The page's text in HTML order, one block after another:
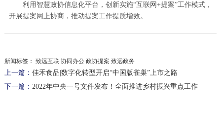
利用智慧政协信息化平台，创新实施“互联网+提案”工作模式，
开展提案网上协商，推动提案工作提质增效。
新闻标签： 致远互联 协同办公 政协提案 致远政务
上一篇： 佳禾食品|数字化转型开启“中国版雀巢”上市之路
下一篇： 2022年中央一号文件发布！全面推进乡村振兴重点工作